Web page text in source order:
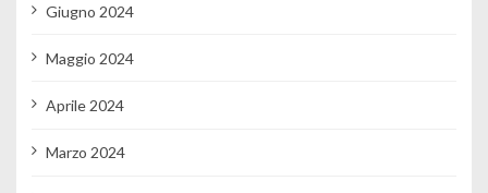
Giugno 2024
Maggio 2024
Aprile 2024
Marzo 2024